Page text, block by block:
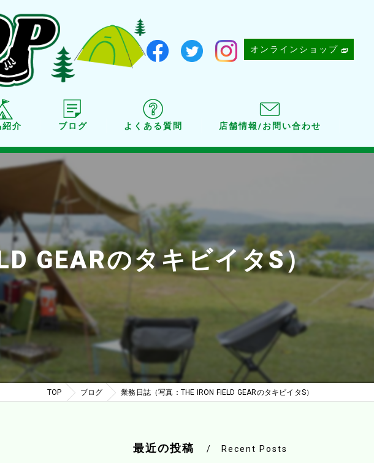
オンラインショップ
紹介
介
メンテナンス
ブログ よくある質問 店舗情報/お問い合わせ
GEARのタキビイタS）
TOP ブログ 業務日誌（写真：THE IRON FIELD GEARのタキビイタS）
最近の投稿 Recent Posts